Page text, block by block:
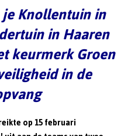
Knollentuin in
in Haaren
keurmerk Groen
in de
op 15 februari